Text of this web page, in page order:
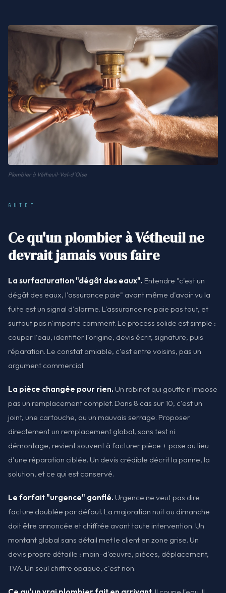
Plombier à Vétheuil · Val-d'Oise
GUIDE
Ce qu'un plombier à Vétheuil ne
devrait jamais vous faire
La surfacturation "dégât des eaux". Entendre "c'est un
dégât des eaux, l'assurance paie" avant même d'avoir vu la
fuite est un signal d'alarme. L'assurance ne paie pas tout, et
surtout pas n'importe comment. Le process solide est simple :
couper l'eau, identifier l'origine, devis écrit, signature, puis
réparation. Le constat amiable, c'est entre voisins, pas un
argument commercial.
La pièce changée pour rien. Un robinet qui goutte n'impose
pas un remplacement complet. Dans 8 cas sur 10, c'est un
joint, une cartouche, ou un mauvais serrage. Proposer
directement un remplacement global, sans test ni
démontage, revient souvent à facturer pièce + pose au lieu
d'une réparation ciblée. Un devis crédible décrit la panne, la
solution, et ce qui est conservé.
Le forfait "urgence" gonflé. Urgence ne veut pas dire
facture doublée par défaut. La majoration nuit ou dimanche
doit être annoncée et chiffrée avant toute intervention. Un
montant global sans détail met le client en zone grise. Un
devis propre détaille : main-d'œuvre, pièces, déplacement,
TVA. Un seul chiffre opaque, c'est non.